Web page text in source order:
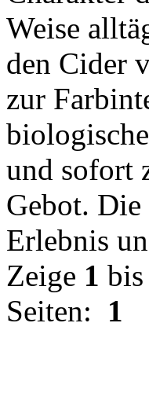
Weise
den Cider
zur
und sofort
Gebot.
Erlebnis
Zeige 1 bis
Seiten: 1